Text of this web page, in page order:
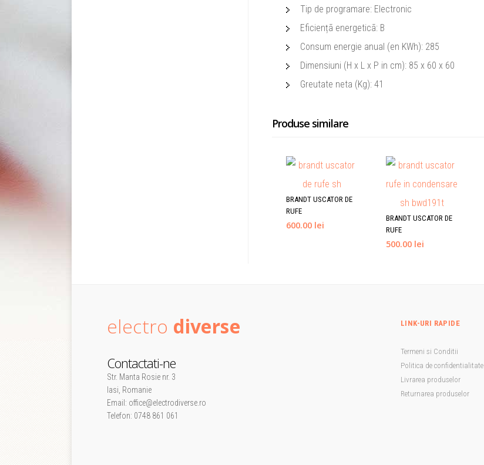
Tip de programare: Electronic
Eficiențã energeticã: B
Consum energie anual (en KWh): 285
Dimensiuni (H x L x P in cm): 85 x 60 x 60
Greutate neta (Kg): 41
Produse similare
BRANDT USCATOR DE
RUFE
600.00 lei
BRANDT USCATOR DE
RUFE
500.00 lei
electro diverse
Contactati-ne
Str. Manta Rosie nr. 3
Iasi, Romanie
Email: office@electrodiverse.ro
Telefon: 0748 861 061
LINK-URI RAPIDE
Termeni si Conditii
Politica de confidentialitate
Livrarea produselor
Returnarea produselor